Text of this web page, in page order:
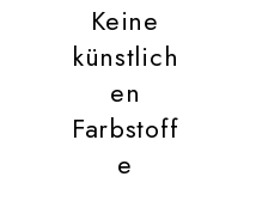
Keine
künstlich
en
Farbstoff
e